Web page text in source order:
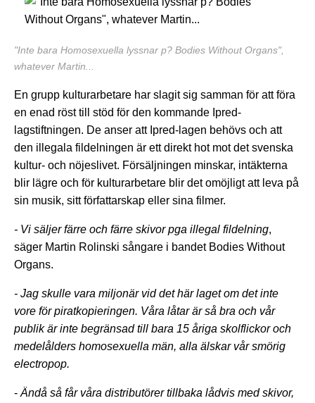
"Inte bara Homosexuella lyssnar p? Bodies Without Organs",
whatever Martin...
En grupp kulturarbetare har slagit sig samman för att föra
en enad röst till stöd för den kommande Ipred-
lagstiftningen. De anser att Ipred-lagen behövs och att
den illegala fildelningen är ett direkt hot mot det svenska
kultur- och nöjeslivet. Försäljningen minskar, intäkterna
blir lägre och för kulturarbetare blir det omöjligt att leva på
sin musik, sitt författarskap eller sina filmer.
- Vi säljer färre och färre skivor pga illegal fildelning,
säger Martin Rolinski sångare i bandet Bodies Without
Organs.
- Jag skulle vara miljonär vid det här laget om det inte
vore för piratkopieringen. Våra låtar är så bra och vår
publik är inte begränsad till bara 15 åriga skolflickor och
medelålders homosexuella män, alla älskar vår smörig
electropop.
- Ändå så får våra distributörer tillbaka lådvis med skivor,